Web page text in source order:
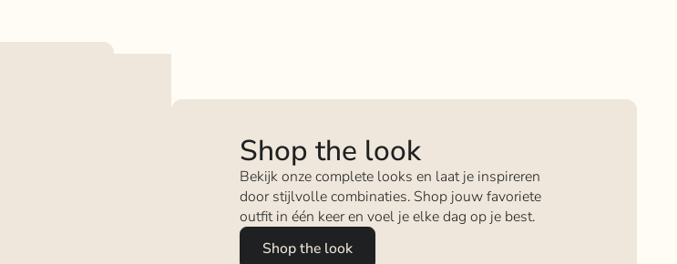
Shop the look
Bekijk onze complete looks en laat je inspireren
door stijlvolle combinaties. Shop jouw favoriete
outfit in één keer en voel je elke dag op je best.
Shop the look